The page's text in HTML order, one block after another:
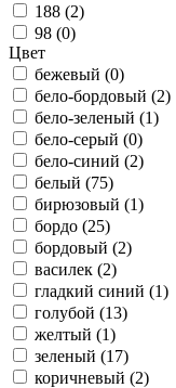
188 (2)
98 (0)
Цвет
бежевый (0)
бело-бордовый (2)
бело-зеленый (1)
бело-серый (0)
бело-синий (2)
белый (75)
бирюзовый (1)
бордо (25)
бордовый (2)
василек (2)
гладкий синий (1)
голубой (13)
желтый (1)
зеленый (17)
коричневый (2)